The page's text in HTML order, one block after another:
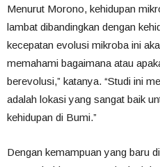
Menurut Morono, kehidupan
lambat dibandingkan dengan
kecepatan evolusi mikroba ini
memahami bagaimana atau
berevolusi,” katanya. “Studi ini
adalah lokasi yang sangat baik
kehidupan di Bumi.”
Dengan kemampuan yang baru